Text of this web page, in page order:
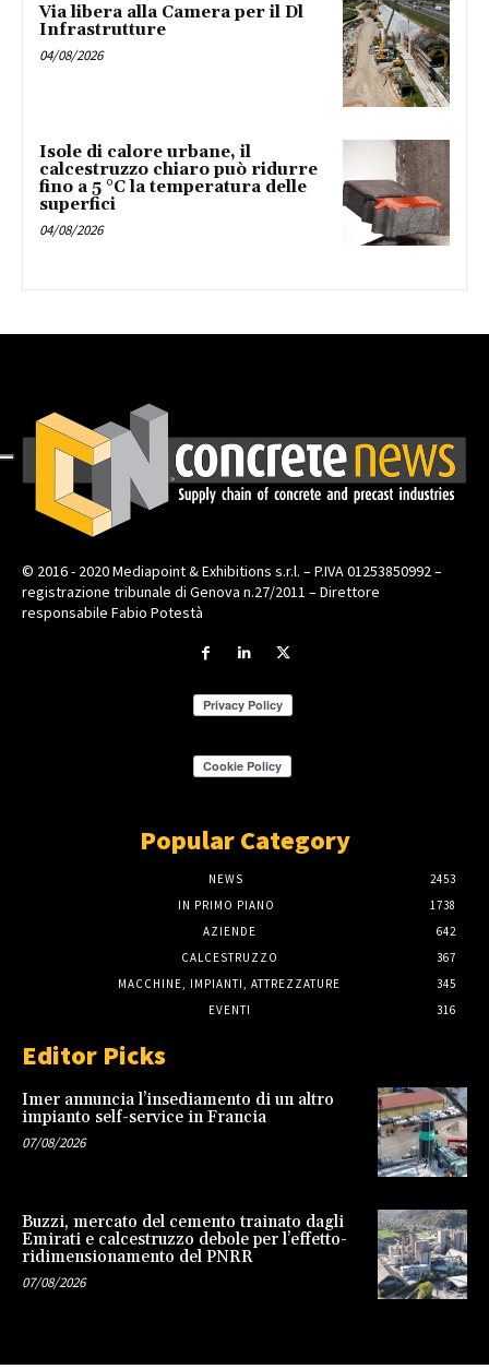
Via libera alla Camera per il Dl
Infrastrutture
04/08/2026
Isole di calore urbane, il
calcestruzzo chiaro può ridurre
fino a 5 °C la temperatura delle
superfici
04/08/2026
© 2016 - 2020 Mediapoint & Exhibitions s.r.l. – P.IVA 01253850992 –
registrazione tribunale di Genova n.27/2011 – Direttore
responsabile Fabio Potestà
Popular Category
NEWS
2453
IN PRIMO PIANO
1738
AZIENDE
642
CALCESTRUZZO
367
MACCHINE, IMPIANTI, ATTREZZATURE
345
EVENTI
316
Editor Picks
Imer annuncia l’insediamento di un altro
impianto self-service in Francia
07/08/2026
Buzzi, mercato del cemento trainato dagli
Emirati e calcestruzzo debole per l’effetto-
ridimensionamento del PNRR
07/08/2026